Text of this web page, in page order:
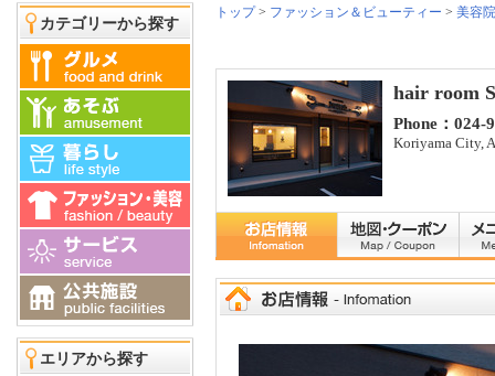
カテゴリーから探す
エリアから探す
トップ> ファッション＆ビューティー > 美容院
hair room
Phone：024-
Koriyama City,